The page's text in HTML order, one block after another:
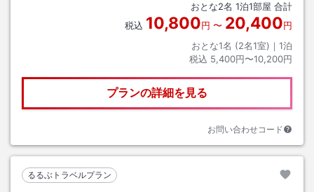
おとな2名 1泊1部屋 合計
税込 10,800円 〜 20,400円
おとな1名 (2名1室)｜ 1泊
税込 5,400円〜10,200円
プランの詳細を見る
お問い合わせコード
るるぶトラベルプラン